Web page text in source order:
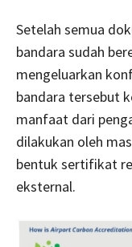
Setelah semua
bandara sudah
mengeluarkan
bandara tersebut
manfaat dari
dilakukan oleh
bentuk sertifikat
eksternal.